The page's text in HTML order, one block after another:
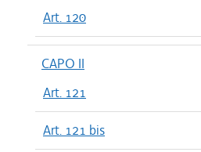
Art. 120
CAPO II
Art. 121
Art. 121 bis